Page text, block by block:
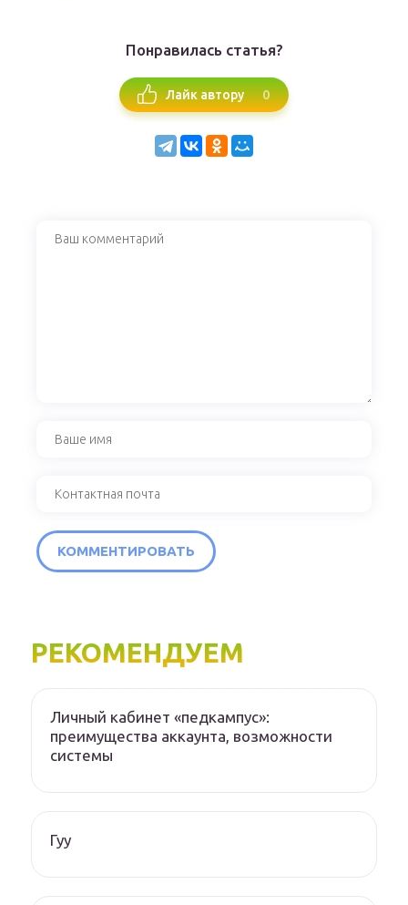
Понравилась статья?
Лайк автору 0
РЕКОМЕНДУЕМ
Личный кабинет «педкампус»:
преимущества аккаунта, возможности
системы
Гуу